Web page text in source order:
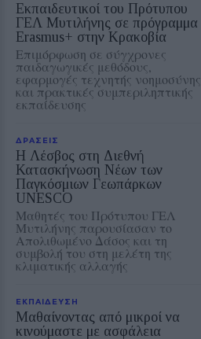
Εκπαιδευτικοί του Πρότυπου
ΓΕΛ Μυτιλήνης σε πρόγραμμα
Erasmus+ στην Κρακοβία
Επιμόρφωση σε σύγχρονες
παιδαγωγικές μεθόδους,
εφαρμογές τεχνητής νοημοσύνης
και πρακτικές συμπεριληπτικής
εκπαίδευσης
ΔΡΑΣΕΙΣ
Η Λέσβος στη Διεθνή
Κατασκήνωση Νέων των
Παγκόσμιων Γεωπάρκων
UNESCO
Μαθητές του Πρότυπου ΓΕΛ
Μυτιλήνης παρουσίασαν το
Απολιθωμένο Δάσος και τη
συμβολή του στη μελέτη της
κλιματικής αλλαγής
ΕΚΠΑΙΔΕΥΣΗ
Μαθαίνοντας από μικροί να
κινούμαστε με ασφάλεια